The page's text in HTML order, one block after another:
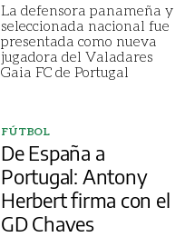
La defensora panameña y
seleccionada nacional fue
presentada como nueva
jugadora del Valadares
Gaia FC de Portugal
FÚTBOL
De España a
Portugal: Antony
Herbert firma con el
GD Chaves